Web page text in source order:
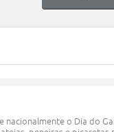
nacionalmente o Dia do